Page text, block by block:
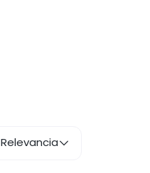
Relevancia